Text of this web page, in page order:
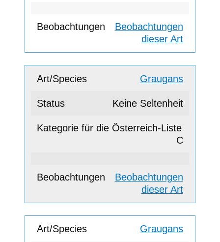
Beobachtungen
dieser Art
Graugans
Keine Seltenheit
C
Beobachtungen
dieser Art
Graugans